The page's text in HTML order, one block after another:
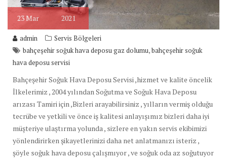
23Mar 2021
admin
Servis Bölgeleri
bahçeşehir soğuk hava deposu gaz dolumu,bahçeşehir soğuk
hava deposu servisi
Bahçeşehir Soğuk Hava Deposu Servisi ,hizmet ve kalite öncelik
İlkelerimiz , 2004 yılından Soğutma ve Soğuk Hava Deposu
arızası Tamiri için ,Bizleri arayabilirsiniz , yılların vermiş olduğu
tecrübe ve yetkili ve önce iş kalitesi anlayışımız bizleri daha iyi
müşteriye ulaştırma yolunda , sizlere en yakın servis ekibimizi
yönlendirirken şikayetlerinizi daha net anlatmanızı isteriz ,
şöyle soğuk hava deposu çalışmıyor , ve soğuk oda az soğutuyor